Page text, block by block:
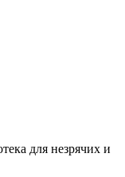
для незрячих и